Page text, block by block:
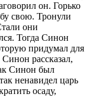
он. Горько
свою. Тронули
они
Тогда Синон
придумал для
рассказал,
Синон был
ненавидел царь
осаду,